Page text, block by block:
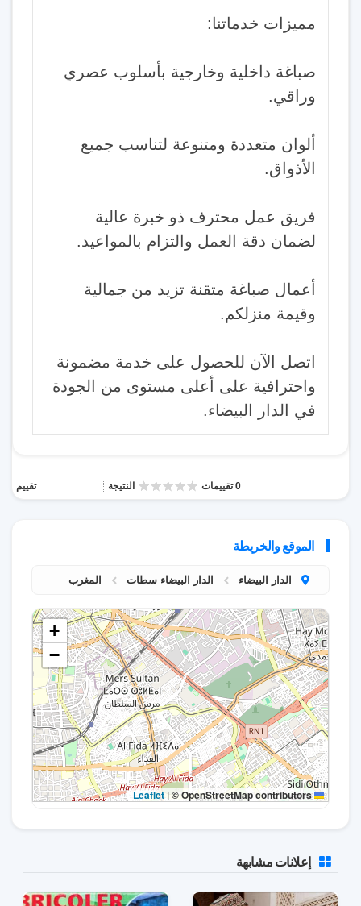
مميزات خدماتنا:
صباغة داخلية وخارجية بأسلوب عصري
وراقي.
ألوان متعددة ومتنوعة لتناسب جميع
الأذواق.
فريق عمل محترف ذو خبرة عالية
لضمان دقة العمل والتزام بالمواعيد.
أعمال صباغة متقنة تزيد من جمالية
وقيمة منزلكم.
اتصل الآن للحصول على خدمة مضمونة
واحترافية على أعلى مستوى من الجودة
في الدار البيضاء.
تقييم النتيجة 0 تقييمات
الموقع والخريطة
الدار البيضاء الدار البيضاء سطات المغرب
+
−
Leaflet
|© OpenStreetMap contributors
إعلانات مشابهة